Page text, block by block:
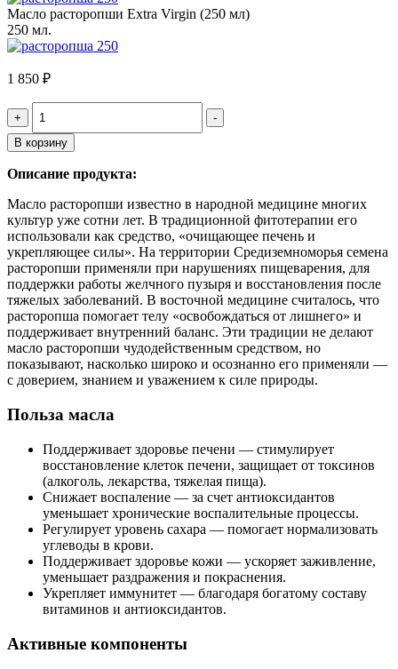
Масло расторопши Extra Virgin (250 мл)
250 мл.
1 850 ₽
Quantity
В корзину
Описание продукта:
Масло расторопши известно в народной медицине многих
культур уже сотни лет. В традиционной фитотерапии его
использовали как средство, «очищающее печень и
укрепляющее силы». На территории Средиземноморья семена
расторопши применяли при нарушениях пищеварения, для
поддержки работы желчного пузыря и восстановления после
тяжелых заболеваний. В восточной медицине считалось, что
расторопша помогает телу «освобождаться от лишнего» и
поддерживает внутренний баланс. Эти традиции не делают
масло расторопши чудодейственным средством, но
показывают, насколько широко и осознанно его применяли —
с доверием, знанием и уважением к силе природы.
Польза масла
Поддерживает здоровье печени — стимулирует
восстановление клеток печени, защищает от токсинов
(алкоголь, лекарства, тяжелая пища).
Снижает воспаление — за счет антиоксидантов
уменьшает хронические воспалительные процессы.
Регулирует уровень сахара — помогает нормализовать
углеводы в крови.
Поддерживает здоровье кожи — ускоряет заживление,
уменьшает раздражения и покраснения.
Укрепляет иммунитет — благодаря богатому составу
витаминов и антиоксидантов.
Активные компоненты